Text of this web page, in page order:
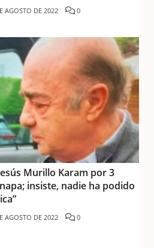
AGOSTO DE 2022 0
Murillo Karam por 3
insiste, nadie ha podido
AGOSTO DE 2022 0